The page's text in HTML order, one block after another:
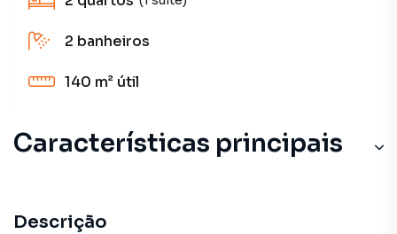
2 banheiros
140 m² útil
Características principais
Armário Cozinha
Descrição